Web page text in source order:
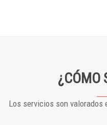
¿CÓMO
Los servicios son valorados